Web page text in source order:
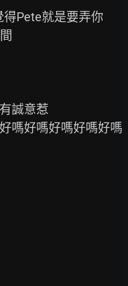
得Pete就是要弄你
誠意惹
嗎好嗎好嗎好嗎好嗎